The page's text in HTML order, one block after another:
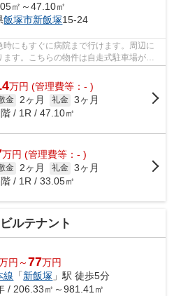
㎡～47.10㎡
飯塚市新飯塚15-24
にもすぐに病院まで行けます。周辺に
す。こちらの物件は自走式駐車場がご
万円 (管理費等：- )
金 2ヶ月 礼金 3ヶ月
/ 1R / 47.10㎡
万円 (管理費等：- )
金 2ヶ月 礼金 3ヶ月
/ 1R / 33.05㎡
ルテナント
円～77万円
線 「新飯塚 」駅 徒歩5分
/ 206.33㎡～981.41㎡